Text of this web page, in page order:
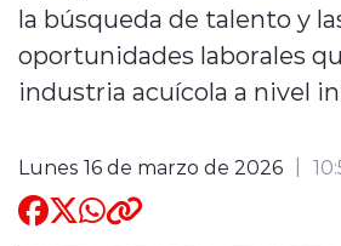
la búsqueda de talento y
oportunidades laborales
industria acuícola a nivel
Lunes 16 de marzo de 2026